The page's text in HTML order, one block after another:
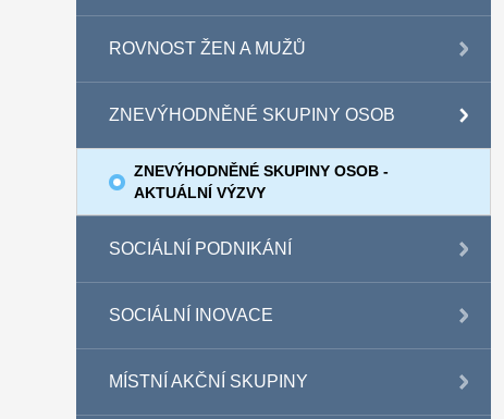
ROVNOST ŽEN A MUŽŮ
ZNEVÝHODNĚNÉ SKUPINY OSOB
ZNEVÝHODNĚNÉ SKUPINY OSOB -
AKTUÁLNÍ VÝZVY
SOCIÁLNÍ PODNIKÁNÍ
SOCIÁLNÍ INOVACE
MÍSTNÍ AKČNÍ SKUPINY